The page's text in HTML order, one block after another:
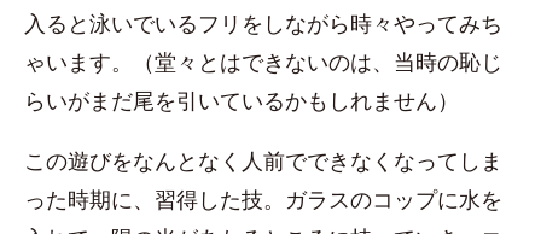
入ると泳いでいるフリをしながら時々やってみち
ゃいます。（堂々とはできないのは、当時の恥じ
らいがまだ尾を引いているかもしれません）
この遊びをなんとなく人前でできなくなってしま
った時期に、習得した技。ガラスのコップに水を